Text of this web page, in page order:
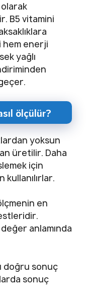
B5 vitamini
hem enerji
yağlı
ölçülür?
yoksun
üretilir. Daha
için
en
anlamında
doğru sonuç
sonuç